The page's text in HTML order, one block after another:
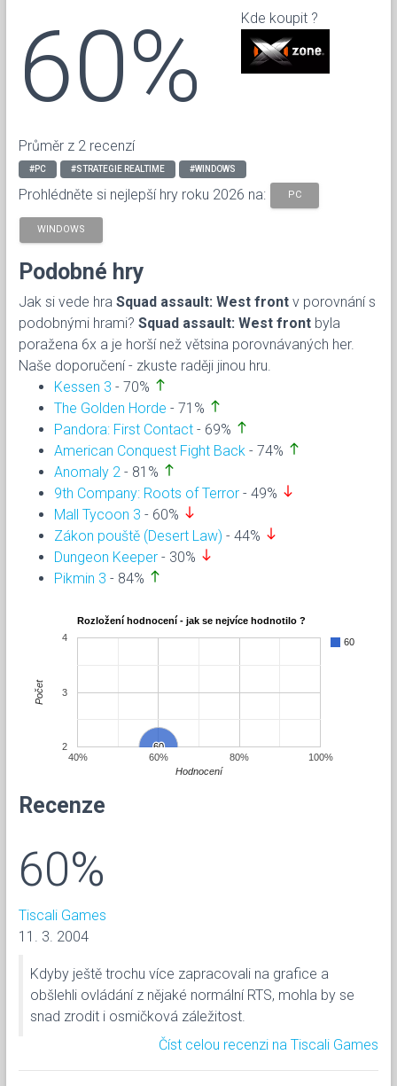
60%
Průměr z 2 recenzí
Kde koupit ?
#PC #STRATEGIE REALTIME #WINDOWS
Prohlédněte si nejlepší hry roku 2026 na: PC
WINDOWS
Podobné hry
Jak si vede hra Squad assault: West front v porovnání s
podobnými hrami? Squad assault: West front byla
poražena 6x a je horší než větsina porovnávaných her.
Naše doporučení - zkuste raději jinou hru.
Kessen 3 - 70% north
The Golden Horde - 71% north
Pandora: First Contact - 69% north
American Conquest Fight Back - 74% north
Anomaly 2 - 81% north
9th Company: Roots of Terror - 49% south
Mall Tycoon 3 - 60% south
Zákon pouště (Desert Law) - 44% south
Dungeon Keeper - 30% south
Pikmin 3 - 84% north
Rozložení hodnocení - jak se nejvíce hodnotilo ?
60
60
60
40%
60% 80% 100%
2
3
4
Hodnocení
Počet
Recenze
60%
Tiscali Games
11. 3. 2004
Kdyby ještě trochu více zapracovali na grafice a
obšlehli ovládání z nějaké normální RTS, mohla by se
snad zrodit i osmičková záležitost.
Číst celou recenzi na Tiscali Games